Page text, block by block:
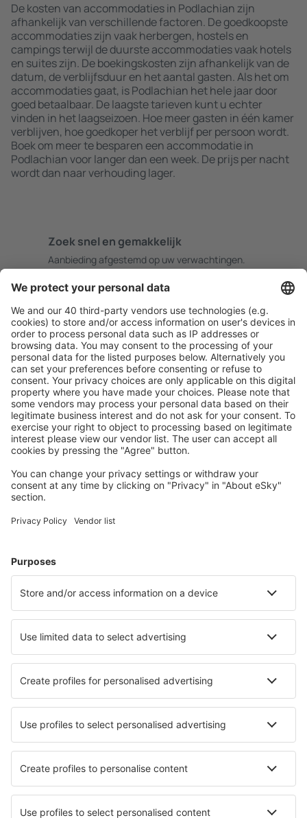
De kosten van accommodaties in Podlachian zijn
afhankelijk van verschillende factoren. De goedkoopste
accommodaties zijn vaak herbergen, hostels en
campings terwijl de duurste accommodaties vaak hotels
en suites zijn. De boekingskosten zijn afhankelijk van de
datum, de verblijfsduur en het aantal gasten. Als het om
accommodaties gaat, is Podlachian het hele jaar door
goed betaalbaar. De laagste tarieven kunt u echter
vinden in het laagseizoen. Hoe meer gasten in één kamer
verblijven, hoe goedkoper het verblijf per persoon wordt.
Boek om meer te besparen een accommodatie in
Podlachian voor langer dan een week. De prijs per nacht
wordt dan naar verhouding lager.
Zoek snel en gemakkelijk
Aanbieding afgestemd op uw verwachtingen.
Zorgeloos boeken met gratiss annuleringsopties.
Bespaar meer
Reisaanbiedingen en speciale aanbiedingen voor
geregistreerde gebruikers.
Accommodaties die u bevallen
Kies uit meer dan 1,3 miljoen accommodaties: hotels,
jeugdherbergen, appartementen en meer.
gebruikers
Verblijf in Kolobrzeg Verblijf in Wroclaw
Verblijf in Międzywodzie Verblijf in Wloszakowice
Verblijf in Szczytno Verblijf in Klodzko Verblijf in Zawoja
Beste accommodatie - steden
Verblijf in Tonndorf Verblijf in Canejan
Verblijf in Glass House Mountains Verblijf in Lettgenbrunn
Verblijf in Guildford Verblijf in Kaunerberg